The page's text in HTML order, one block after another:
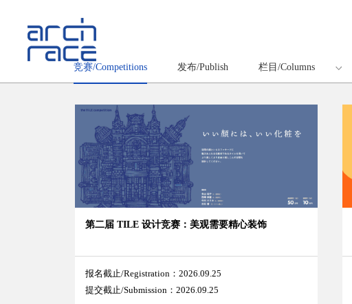
竞赛/Competitions 发布/Publish 栏目/Columns
第二届 TILE 设计竞赛：美观需要精心装饰
报名截止/Registration：2026.09.25
提交截止/Submission：2026.09.25